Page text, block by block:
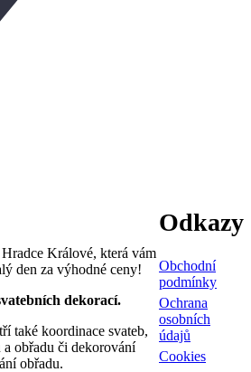
Králové, která vám
den za výhodné ceny!
dekorací.
také koordinace svateb,
obřadu či dekorování
obřadu.
Odkazy
Obchodní
podmínky
Ochrana
osobních
údajů
Cookies